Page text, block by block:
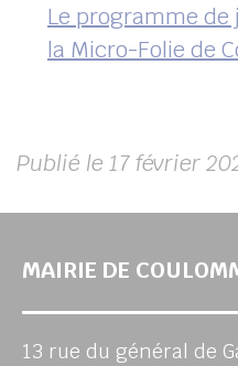
Le programme de
la Micro-Folie de
Publié le 17 février
MAIRIE DE
13 rue du général de